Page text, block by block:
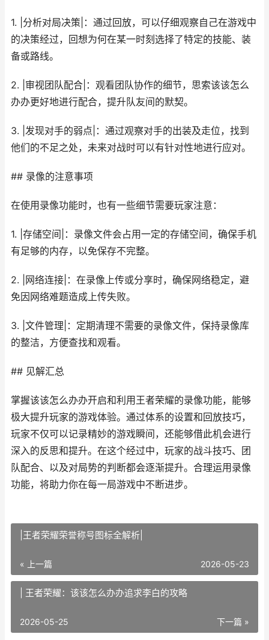
1. |分析对局决策|：通过回放，可以仔细观察自己在游戏中
的决策经过，回想为何在某一时刻选择了特定的技能、装
备或路线。
2. |审视团队配合|：观看团队协作的细节，思索该该怎么
办办更好地进行配合，提升队友间的默契。
3. |发现对手的弱点|：通过观察对手的出装及走位，找到
他们的不足之处，未来对战时可以有针对性地进行应对。
## 录像的注意事项
在使用录像功能时，也有一些细节需要玩家注意：
1. |存储空间|：录像文件会占用一定的存储空间，确保手机
有足够的内存，以免保存不完整。
2. |网络连接|：在录像上传或分享时，确保网络稳定，避
免因网络难题造成上传失败。
3. |文件管理|：定期清理不需要的录像文件，保持录像库
的整洁，方便查找和观看。
## 见解汇总
掌握该该怎么办办开启和利用王者荣耀的录像功能，能够
极大提升玩家的游戏体验。通过体系的设置和回放技巧，
玩家不仅可以记录精妙的游戏瞬间，还能够借此机会进行
深入的反思和提升。在这个经过中，玩家的战斗技巧、团
队配合、以及对局势的判断都会逐渐提升。合理运用录像
功能，将助力你在每一局游戏中不断进步。
|王者荣耀荣誉称号图标全解析|
« 上一篇 2026-05-23
| 王者荣耀：该该怎么办办追求李白的攻略
下一篇 »
2026-05-25